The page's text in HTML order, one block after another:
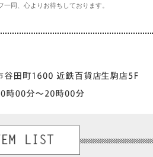
一同、心よりお待ちしております。